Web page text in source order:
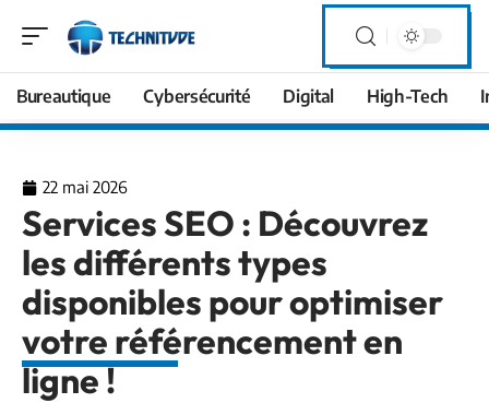
Bureautique Cybersécurité Digital High-Tech
22 mai 2026
Services SEO : Découvrez
les différents types
disponibles pour optimiser
votre référencement en
ligne !